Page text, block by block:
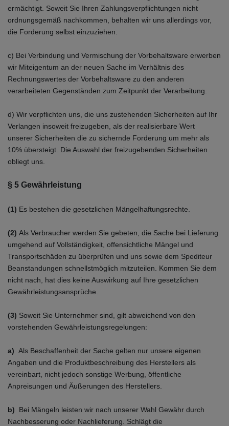
ermächtigt. Soweit Sie Ihren Zahlungsverpflichtungen nicht
ordnungsgemäß nachkommen, behalten wir uns allerdings vor,
die Forderung selbst einzuziehen.
c) Bei Verbindung und Vermischung der Vorbehaltsware erwerben
wir Miteigentum an der neuen Sache im Verhältnis des
Rechnungswertes der Vorbehaltsware zu den anderen
verarbeiteten Gegenständen zum Zeitpunkt der Verarbeitung.
d) Wir verpflichten uns, die uns zustehenden Sicherheiten auf Ihr
Verlangen insoweit freizugeben, als der realisierbare Wert
unserer Sicherheiten die zu sichernde Forderung um mehr als
10% übersteigt. Die Auswahl der freizugebenden Sicherheiten
obliegt uns.
§ 5 Gewährleistung
(1) Es bestehen die gesetzlichen Mängelhaftungsrechte.
(2) Als Verbraucher werden Sie gebeten, die Sache bei Lieferung
umgehend auf Vollständigkeit, offensichtliche Mängel und
Transportschäden zu überprüfen und uns sowie dem Spediteur
Beanstandungen schnellstmöglich mitzuteilen. Kommen Sie dem
nicht nach, hat dies keine Auswirkung auf Ihre gesetzlichen
Gewährleistungsansprüche.
(3) Soweit Sie Unternehmer sind, gilt abweichend von den
vorstehenden Gewährleistungsregelungen:
a) Als Beschaffenheit der Sache gelten nur unsere eigenen
Angaben und die Produktbeschreibung des Herstellers als
vereinbart, nicht jedoch sonstige Werbung, öffentliche
Anpreisungen und Äußerungen des Herstellers.
b) Bei Mängeln leisten wir nach unserer Wahl Gewähr durch
Nachbesserung oder Nachlieferung. Schlägt die